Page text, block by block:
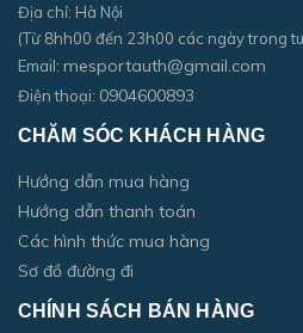
Địa chỉ: Hà Nội
(Từ 8hh00 đến 23h00 các ngày trong
Email: mesportauth@gmail.com
Điện thoại: 0904600893
CHĂM SÓC KHÁCH HÀNG
Hướng dẫn mua hàng
Hướng dẫn thanh toán
Các hình thức mua hàng
Sơ đồ đường đi
CHÍNH SÁCH BÁN HÀNG